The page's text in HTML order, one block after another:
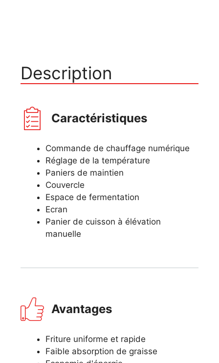
Description
Caractéristiques
Commande de chauffage numérique
Réglage de la température
Paniers de maintien
Couvercle
Espace de fermentation
Ecran
Panier de cuisson à élévation
manuelle
Avantages
Friture uniforme et rapide
Faible absorption de graisse